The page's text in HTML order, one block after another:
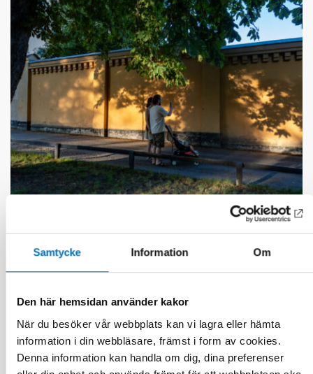
Samtycke Information Om
Den här hemsidan använder kakor
När du besöker vår webbplats kan vi lagra eller hämta
information i din webbläsare, främst i form av cookies.
Denna information kan handla om dig, dina preferenser
Digitaliseringen förändrar individ- och
familjeomsorgen i Norden